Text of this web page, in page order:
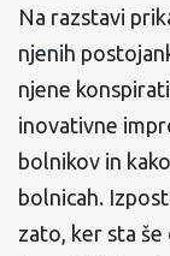
Na razstavi
njenih
njene
inovativne
bolnikov in
bolnicah.
zato, ker sta